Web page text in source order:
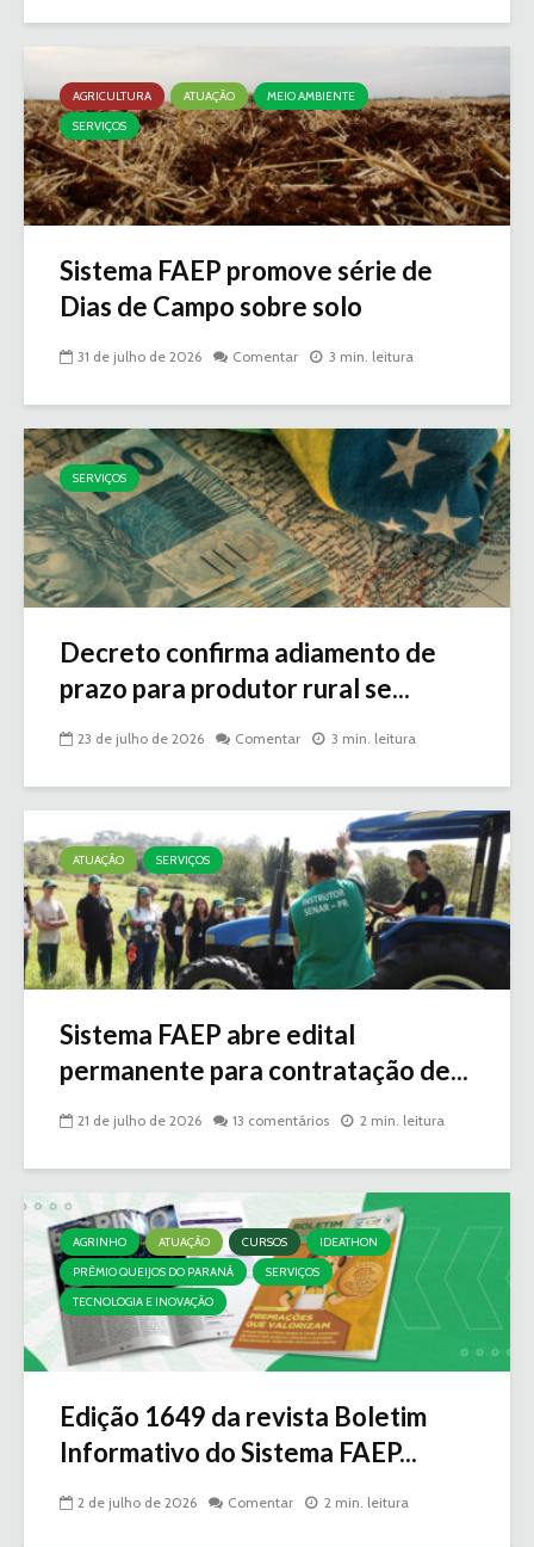
AGRICULTURA ATUAÇÃO
MEIO AMBIENTE
SERVIÇOS
Sistema FAEP promove série de
Dias de Campo sobre solo
31 de julho de 2026 Comentar 3 min. leitura
SERVIÇOS
Decreto confirma adiamento de
prazo para produtor rural se...
23 de julho de 2026 Comentar 3 min. leitura
ATUAÇÃO SERVIÇOS
Sistema FAEP abre edital
permanente para contratação de...
21 de julho de 2026 13 comentários 2 min. leitura
AGRINHO ATUAÇÃO CURSOS
IDEATHON
PRÊMIO QUEIJOS DO PARANÁ
SERVIÇOS
TECNOLOGIA E INOVAÇÃO
Edição 1649 da revista Boletim
Informativo do Sistema FAEP...
2 de julho de 2026 Comentar 2 min. leitura